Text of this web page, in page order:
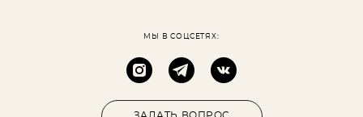
МЫ В СОЦСЕТЯХ: